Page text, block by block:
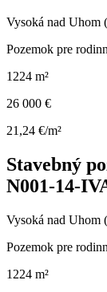
Vysoká nad Uhom
Pozemok pre
1224 m²
26 000 €
21,24 €/m²
Stavebný
N001-14-
Vysoká nad Uhom
Pozemok pre
1224 m²